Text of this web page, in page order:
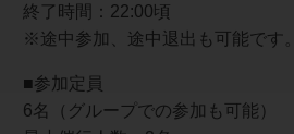
終了時間：22:00頃
※途中参加、途中退出も可能です。
■参加定員
6名（グループでの参加も可能）